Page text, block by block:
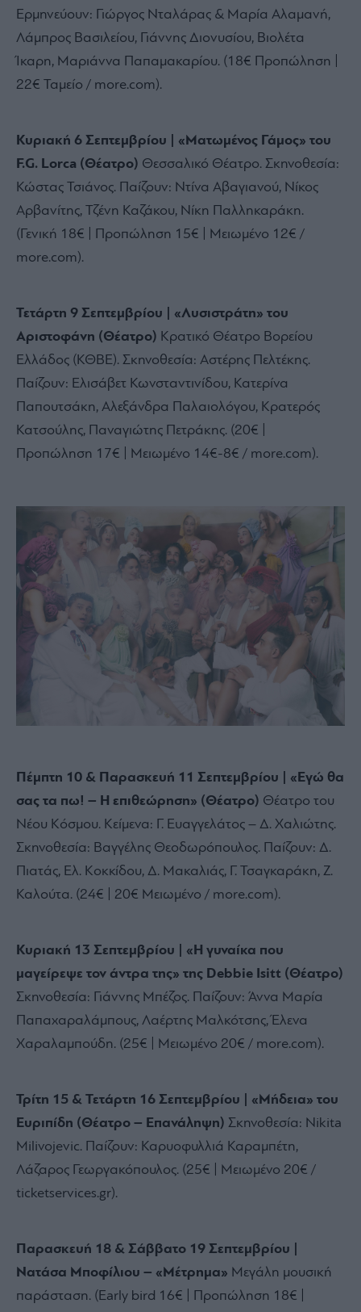
Ερμηνεύουν: Γιώργος Νταλάρας & Μαρία Αλαμανή,
Λάμπρος Βασιλείου, Γιάννης Διονυσίου, Βιολέτα
Ίκαρη, Μαριάννα Παπαμακαρίου. (18€ Προπώληση |
22€ Ταμείο / more.com).
Κυριακή 6 Σεπτεμβρίου | «Ματωμένος Γάμος» του
F.G. Lorca (Θέατρο) Θεσσαλικό Θέατρο. Σκηνοθεσία:
Κώστας Τσιάνος. Παίζουν: Ντίνα Αβαγιανού, Νίκος
Αρβανίτης, Τζένη Καζάκου, Νίκη Παλληκαράκη.
(Γενική 18€ | Προπώληση 15€ | Μειωμένο 12€ /
more.com).
Τετάρτη 9 Σεπτεμβρίου | «Λυσιστράτη» του
Αριστοφάνη (Θέατρο) Κρατικό Θέατρο Βορείου
Ελλάδος (ΚΘΒΕ). Σκηνοθεσία: Αστέρης Πελτέκης.
Παίζουν: Ελισάβετ Κωνσταντινίδου, Κατερίνα
Παπουτσάκη, Αλεξάνδρα Παλαιολόγου, Κρατερός
Κατσούλης, Παναγιώτης Πετράκης. (20€ |
Προπώληση 17€ | Μειωμένο 14€-8€ / more.com).
Πέμπτη 10 & Παρασκευή 11 Σεπτεμβρίου | «Εγώ θα
σας τα πω! – Η επιθεώρηση» (Θέατρο) Θέατρο του
Νέου Κόσμου. Κείμενα: Γ. Ευαγγελάτος – Δ. Χαλιώτης.
Σκηνοθεσία: Βαγγέλης Θεοδωρόπουλος. Παίζουν: Δ.
Πιατάς, Ελ. Κοκκίδου, Δ. Μακαλιάς, Γ. Τσαγκαράκη, Ζ.
Καλούτα. (24€ | 20€ Μειωμένο / more.com).
Κυριακή 13 Σεπτεμβρίου | «Η γυναίκα που
μαγείρεψε τον άντρα της» της Debbie Isitt (Θέατρο)
Σκηνοθεσία: Γιάννης Μπέζος. Παίζουν: Άννα Μαρία
Παπαχαραλάμπους, Λαέρτης Μαλκότσης, Έλενα
Χαραλαμπούδη. (25€ | Μειωμένο 20€ / more.com).
Τρίτη 15 & Τετάρτη 16 Σεπτεμβρίου | «Μήδεια» του
Ευριπίδη (Θέατρο – Επανάληψη) Σκηνοθεσία: Nikita
Milivojevic. Παίζουν: Καρυοφυλλιά Καραμπέτη,
Λάζαρος Γεωργακόπουλος. (25€ | Μειωμένο 20€ /
ticketservices.gr).
Παρασκευή 18 & Σάββατο 19 Σεπτεμβρίου |
Νατάσα Μποφίλιου – «Μέτρημα» Μεγάλη μουσική
παράσταση. (Early bird 16€ | Προπώληση 18€ |